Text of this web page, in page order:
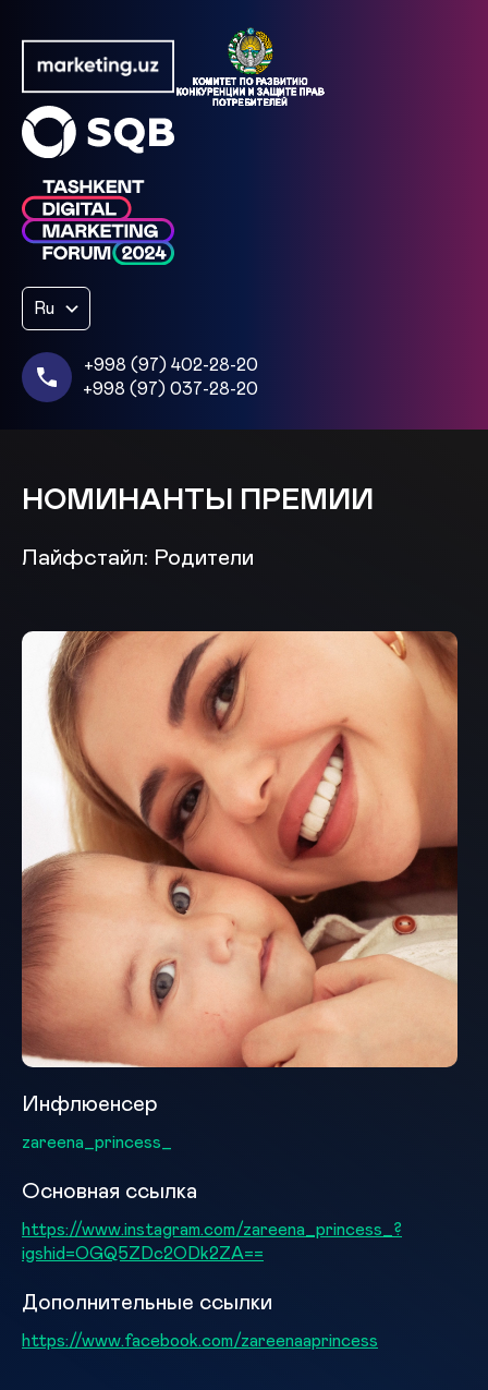
Ru
+998 (97) 402-28-20
+998 (97) 037-28-20
НОМИНАНТЫ ПРЕМИИ
Лайфстайл: Родители
Инфлюенсер
zareena_princess_
Основная ссылка
https://www.instagram.com/zareena_princess_?
igshid=OGQ5ZDc2ODk2ZA==
Дополнительные ссылки
https://www.facebook.com/zareenaaprincess